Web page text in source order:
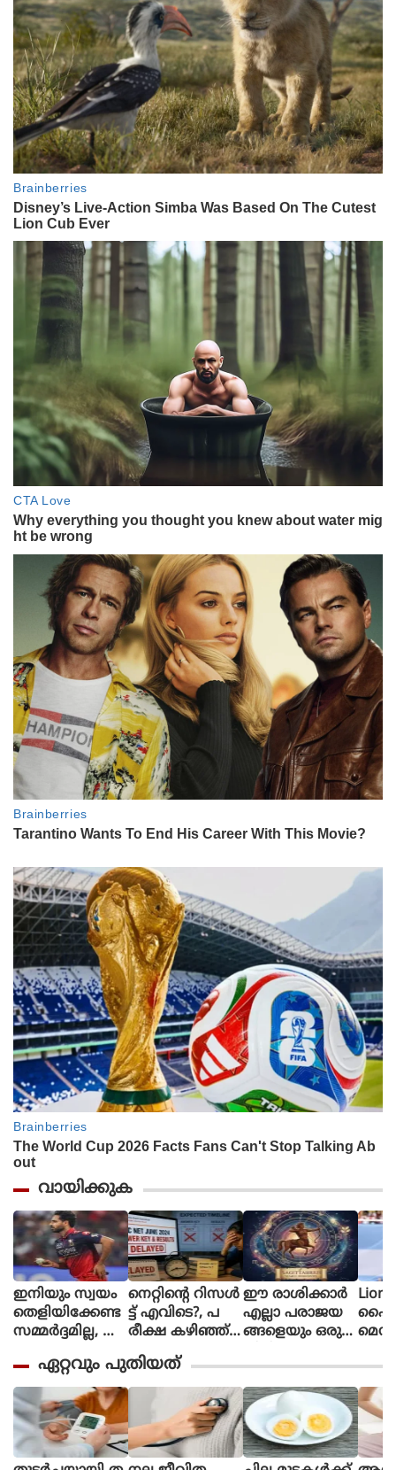
വായിക്കുക
ഇനിയും സ്വയം
തെളിയിക്കേണ്ട
സമ്മർദ്ദമില്ല, അ
ഭിച്ചാൽ സ
ന്തോഷം അത്ര
മാത്രം : ഭുവ
നേശ്വർ കുമാർ
നെറ്റിൻ്റെ റിസൾ
ട്ട് എവിടെ?, പ
രീക്ഷ കഴിഞ്ഞ്
ഒരു മാസ
മായിട്ടും ഉത്തര
സൂചിക
പോലുമില്ല, ആ
ശങ്കയിൽ
വിദ്യാർഥികൾ
ഈ രാശിക്കാര്‍
എല്ലാ പരാജയ
ങ്ങളെയും ഒരു
വാക്കി മാറ്റുന്നു
ഏറ്റവും പുതിയത്